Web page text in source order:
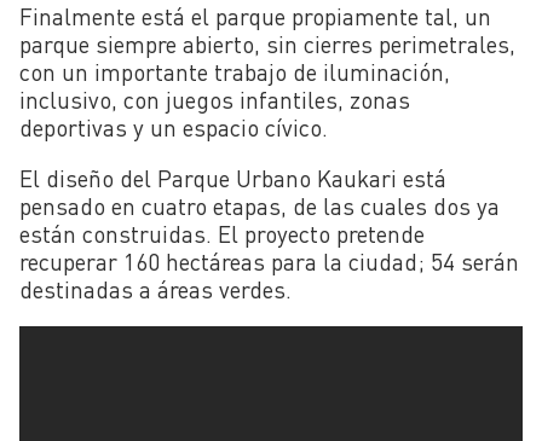
Finalmente está el parque propiamente tal, un
parque siempre abierto, sin cierres perimetrales,
con un importante trabajo de iluminación,
inclusivo, con juegos infantiles, zonas
deportivas y un espacio cívico.
El diseño del Parque Urbano Kaukari está
pensado en cuatro etapas, de las cuales dos ya
están construidas. El proyecto pretende
recuperar 160 hectáreas para la ciudad; 54 serán
destinadas a áreas verdes.